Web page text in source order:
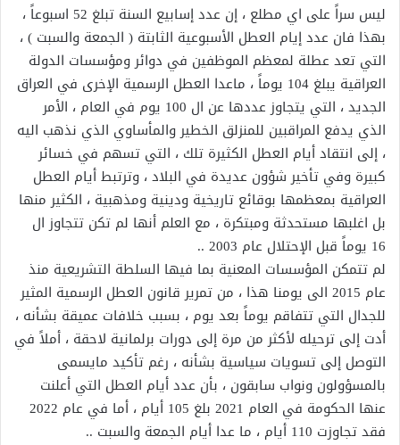
ليس سراً على اي مطلع ، إن عدد إسابيع السنة تبلغ 52 اسبوعاً ،
بهذا فان عدد إيام العطل الأسبوعية الثابتة ( الجمعة والسبت ) ،
التي تعد عطلة لمعظم الموظفين في دوائر ومؤسسات الدولة
العراقية يبلغ 104 يوماً ، ماعدا العطل الرسمية الإخرى في العراق
الجديد ، التي يتجاوز عددها عن ال 100 يوم في العام ، الأمر
الذي يدفع المراقبين للمنزلق الخطير والمأساوي الذي نذهب اليه
، إلى انتقاد أيام العطل الكثيرة تلك ، التي تسهم في خسائر
كبيرة وفي تأخير شؤون عديدة في البلاد ، وترتبط أيام العطل
العراقية بمعظمها بوقائع تاريخية ودينية ومذهبية ، الكثير منها
بل اغلبها مستحدثة ومبتكرة ، مع العلم أنها لم تكن تتجاوز ال
16 يوماً قبل الإحتلال عام 2003 ..
لم تتمكن المؤسسات المعنية بما فيها السلطة التشريعية منذ
عام 2015 الى يومنا هذا ، من تمرير قانون العطل الرسمية المثير
للجدال التي تتفاقم يوماً بعد يوم ، بسبب خلافات عميقة بشأنه ،
أدت إلى ترحيله لأكثر من مرة إلى دورات برلمانية لاحقة ، أملاً في
التوصل إلى تسويات سياسية بشأنه ، رغم تأكيد مايسمى
بالمسؤولون ونواب سابقون ، بأن عدد أيام العطل التي أعلنت
عنها الحكومة في العام 2021 بلغ 105 أيام ، أما في عام 2022
فقد تجاوزت 110 أيام ، ما عدا أيام الجمعة والسبت ..